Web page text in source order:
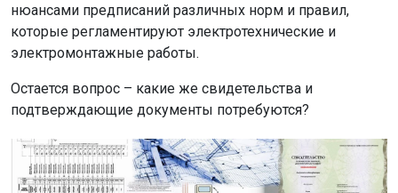
нюансами предписаний различных норм и правил,
которые регламентируют электротехнические и
электромонтажные работы.
Остается вопрос – какие же свидетельства и
подтверждающие документы потребуются?